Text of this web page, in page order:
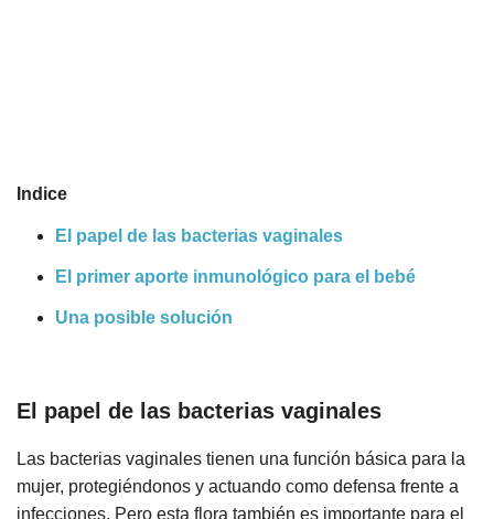
Indice
El papel de las bacterias vaginales
El primer aporte inmunológico para el bebé
Una posible solución
El papel de las bacterias vaginales
Las bacterias vaginales tienen una función básica para la
mujer, protegiéndonos y actuando como defensa frente a
infecciones. Pero esta flora también es importante para el